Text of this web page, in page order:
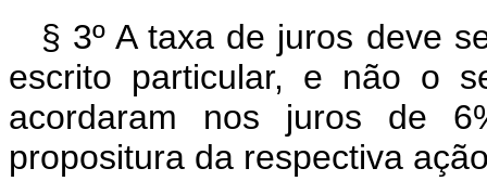
§ 3º A taxa de juros deve
escrito particular, e não o
acordaram nos juros de
propositura da respectiva